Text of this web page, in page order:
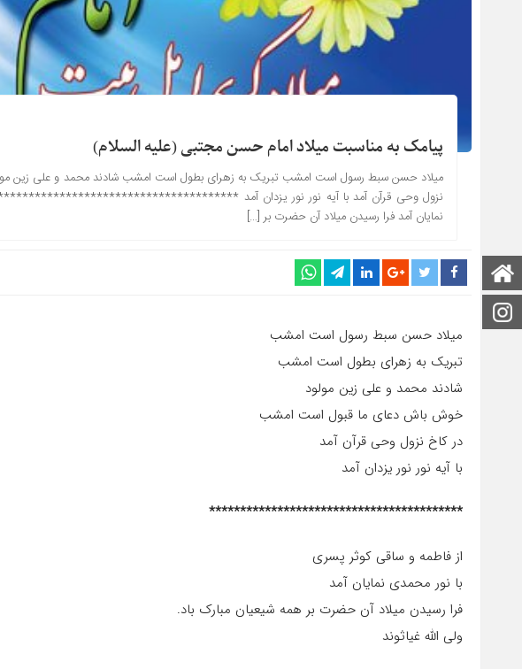
صفحه اصلی
پیامک به مناسبت میلاد امام حسن مجتبی (علیه السلام)
میلاد حسن سبط رسول است امشب تبریک به زهرای بطول است امشب شادند محمد و علی زین
نزول وحی قرآن آمد با آیه نور نور یزدان آمد
نمایان آمد فرا رسیدن میلاد آن حضرت بر […]
میلاد حسن سبط رسول است امشب
تبریک به زهرای بطول است امشب
شادند محمد و علی زین مولود
خوش باش دعای ما قبول است امشب
در کاخ نزول وحی قرآن آمد
با آیه نور نور یزدان آمد
*****************************************
از فاطمه و ساقی کوثر پسری
با نور محمدی نمایان آمد
فرا رسیدن میلاد آن حضرت بر همه شیعیان مبارک باد.
ولی الله غیاثوند